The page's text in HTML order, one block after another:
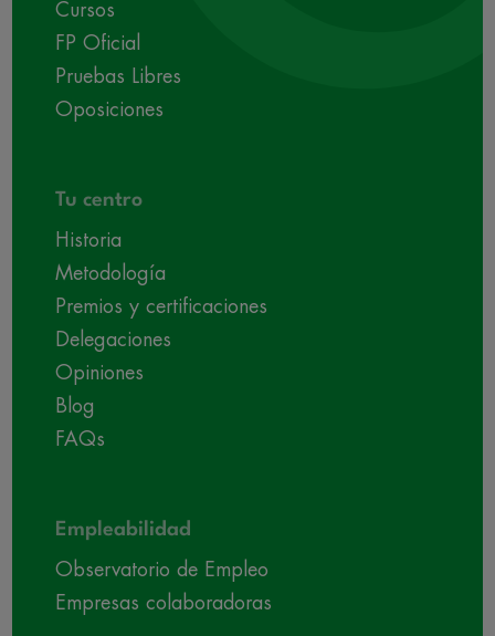
Cursos
FP Oficial
Pruebas Libres
Oposiciones
Tu centro
Historia
Metodología
Premios y certificaciones
Delegaciones
Opiniones
Blog
FAQs
Empleabilidad
Observatorio de Empleo
Empresas colaboradoras